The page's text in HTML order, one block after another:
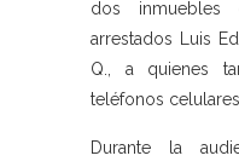
dos inmuebles
arrestados Luis
Q., a quienes
teléfonos
Durante la